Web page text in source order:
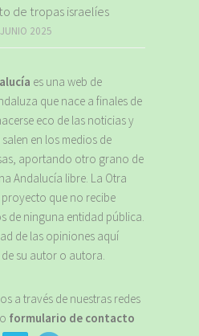
de tropas israelíes
2025
es una web de
que nace a finales de
eco de las noticias y
en los medios de
aportando otro grano de
Andalucía libre. La Otra
que no recibe
de ninguna entidad pública.
de las opiniones aquí
su autor o autora.
a través de nuestras redes
formulario de contacto